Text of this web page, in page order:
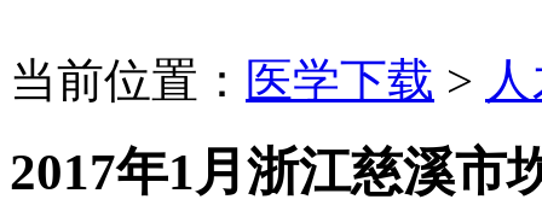
当前位置： 医学下载 >
2017年1月浙江慈溪市